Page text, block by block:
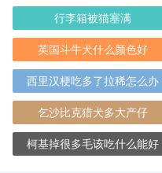
行李箱被猫塞满
英国斗牛犬什么颜色好
西里汉梗吃多了拉稀怎么办
乞沙比克猎犬多大产仔
柯基掉很多毛该吃什么能好